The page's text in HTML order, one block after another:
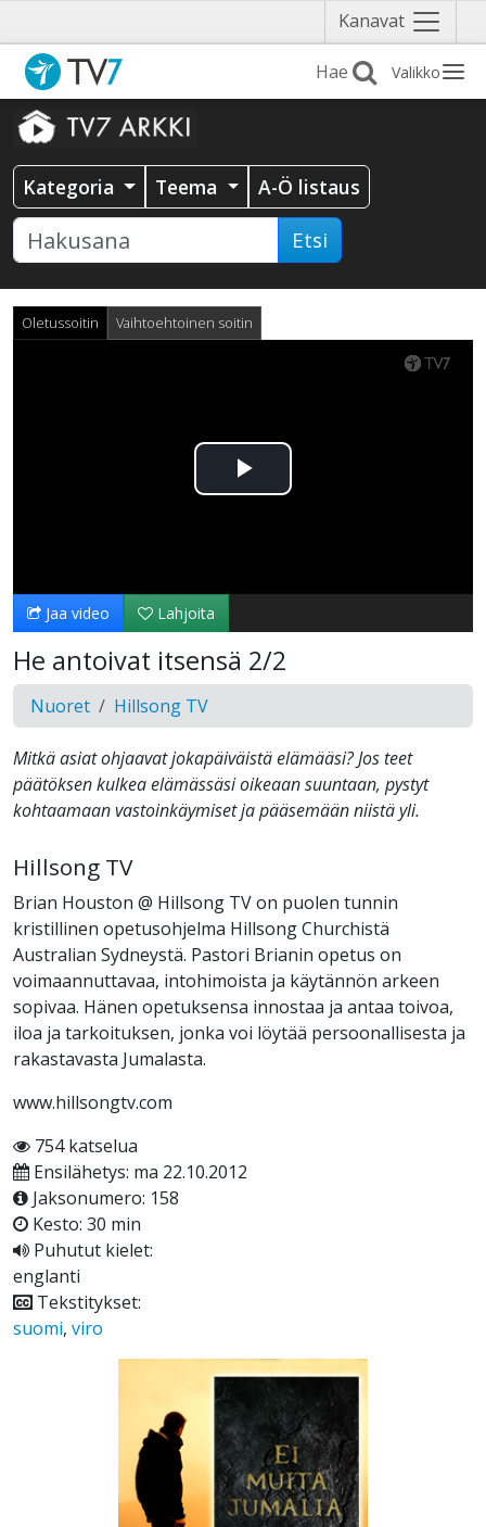
Kanavat Näytä
valikko
Valikko
Kategoria Teema A-Ö listaus
Etsi
Oletussoitin Vaihtoehtoinen soitin
Toista
Jaa video Lahjoita
He antoivat itsensä 2/2
Nuoret Hillsong TV
Mitkä asiat ohjaavat jokapäiväistä elämääsi? Jos teet
päätöksen kulkea elämässäsi oikeaan suuntaan, pystyt
kohtaamaan vastoinkäymiset ja pääsemään niistä yli.
Hillsong TV
Brian Houston @ Hillsong TV on puolen tunnin
kristillinen opetusohjelma Hillsong Churchistä
Australian Sydneystä. Pastori Brianin opetus on
voimaannuttavaa, intohimoista ja käytännön arkeen
sopivaa. Hänen opetuksensa innostaa ja antaa toivoa,
iloa ja tarkoituksen, jonka voi löytää persoonallisesta ja
rakastavasta Jumalasta.
www.hillsongtv.com
754 katselua
Ensilähetys: ma 22.10.2012
Jaksonumero: 158
Kesto: 30 min
Puhutut kielet:
englanti
Tekstitykset:
suomi, viro